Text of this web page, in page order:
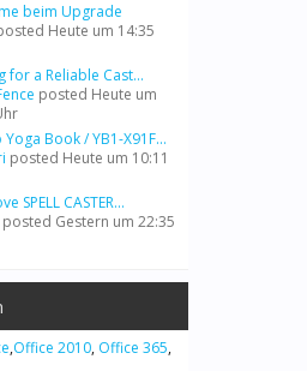
beim Upgrade
Heute um 14:35
for a Reliable Cast...
posted Heute um
Yoga Book / YB1-X91F...
posted Heute um 10:11
SPELL CASTER...
posted Gestern um 22:35
,Office 2010, Office 365,